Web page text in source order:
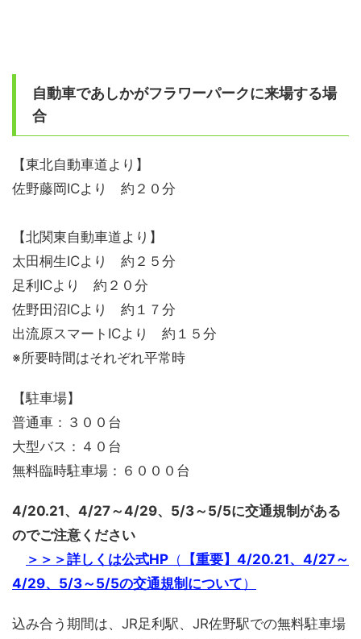
自動車であしかがフラワーパークに来場する場
合
【東北自動車道より】
佐野藤岡ICより 約２０分
【北関東自動車道より】
太田桐生ICより 約２５分
足利ICより 約２０分
佐野田沼ICより 約１７分
出流原スマートICより 約１５分
※所要時間はそれぞれ平常時
【駐車場】
普通車：３００台
大型バス：４０台
無料臨時駐車場：６０００台
4/20.21、4/27～4/29、5/3～5/5に交通規制がある
のでご注意ください
＞＞＞詳しくは公式HP （ 【重要】4/20.21、4/27～
4/29、5/3～5/5の交通規制について）
込み合う期間は、JR足利駅、JR佐野駅での無料駐車場